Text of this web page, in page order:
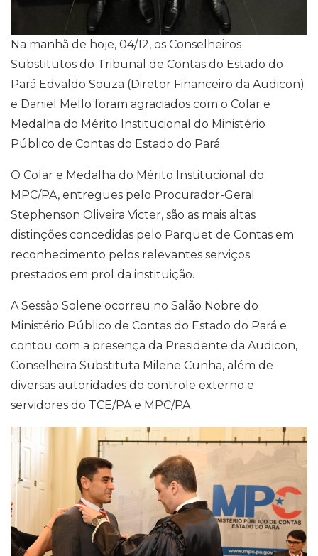
Na manhã de hoje, 04/12, os Conselheiros
Substitutos do Tribunal de Contas do Estado do
Pará Edvaldo Souza (Diretor Financeiro da Audicon)
e Daniel Mello foram agraciados com o Colar e
Medalha do Mérito Institucional do Ministério
Público de Contas do Estado do Pará.
O Colar e Medalha do Mérito Institucional do
MPC/PA, entregues pelo Procurador-Geral
Stephenson Oliveira Victer, são as mais altas
distinções concedidas pelo Parquet de Contas em
reconhecimento pelos relevantes serviços
prestados em prol da instituição.
A Sessão Solene ocorreu no Salão Nobre do
Ministério Público de Contas do Estado do Pará e
contou com a presença da Presidente da Audicon,
Conselheira Substituta Milene Cunha, além de
diversas autoridades do controle externo e
servidores do TCE/PA e MPC/PA.